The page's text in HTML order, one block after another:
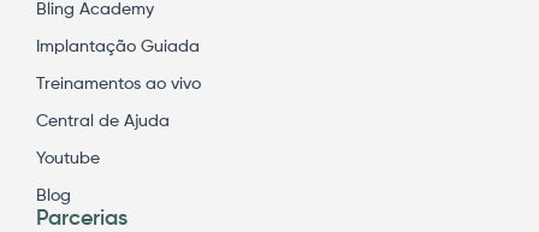
Bling Academy
Implantação Guiada
Treinamentos ao vivo
Central de Ajuda
Youtube
Blog
Parcerias